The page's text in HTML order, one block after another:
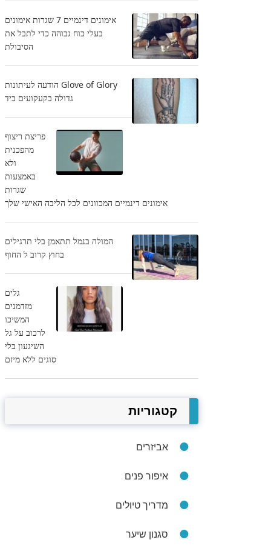
אימונים דינמיים 7 שגרות אימונים
בעלי כוח גבוהה כדי לתבל את
הסיבולת
Glove of Glory הודעה לעיתונות
גדולה בקעקועים ביד
פריצת ריצוף
מהפכנית
ולא
באמצעות
שגרות
אימונים דינמיים המכוונים לכל הליבה האישי שלך
המולה בנמל תתאמן בלי תרגילים
בחוץ קרוב ל החוף
גלים
מזדמנים
המשיכו
לרכוב על גל
השיגעון בלי
סוגים ללא מיזם
קטגוריות
אביזרים
איפור פנים
מדריך טיולים
סגנון שיער